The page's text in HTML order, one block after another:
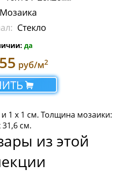
Blend
Мозаика
Стекло
да
руб/м2
1 x 1 см. Толщина мозаики:
см.
из этой